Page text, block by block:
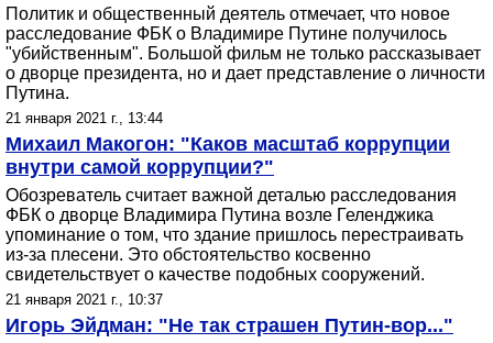
Политик и общественный деятель отмечает, что новое
расследование ФБК о Владимире Путине получилось
"убийственным". Большой фильм не только рассказывает
о дворце президента, но и дает представление о личности
Путина.
21 января 2021 г., 13:44
Михаил Макогон: "Каков масштаб коррупции
внутри самой коррупции?"
Обозреватель считает важной деталью расследования
ФБК о дворце Владимира Путина возле Геленджика
упоминание о том, что здание пришлось перестраивать
из-за плесени. Это обстоятельство косвенно
свидетельствует о качестве подобных сооружений.
21 января 2021 г., 10:37
Игорь Эйдман: "Не так страшен Путин-вор..."